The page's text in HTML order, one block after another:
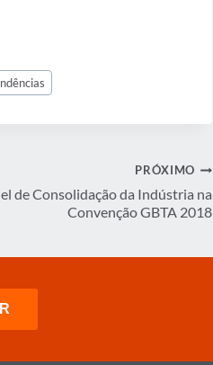
PRÓXIMO
de Consolidação da Indústria na
Convenção GBTA 2018